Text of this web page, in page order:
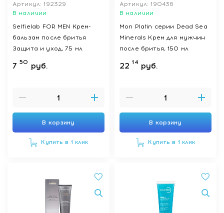
Артикул: 192329
В наличии
Selfielab FOR MEN Крем-
бальзам после бритья
Защита и уход, 75 мл
7 50 руб.
В корзину
Купить в 1 клик
Артикул: 190436
В наличии
Mon Platin серии Dead Sea
Minerals Крем для мужчин
после бритья, 150 мл
22 14 руб.
В корзину
Купить в 1 клик